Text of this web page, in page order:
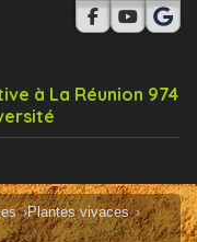
à La Réunion 974
Plantes vivaces